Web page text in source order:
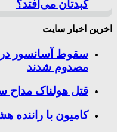
کبدتان می‌افتد؟
اخرین اخبار سایت
مصدوم شدند
قتل هولناک
کامیون با